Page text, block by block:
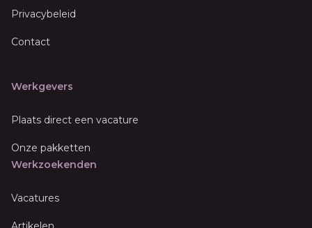
Privacybeleid
Contact
Werkgevers
Plaats direct een vacature
Onze pakketten
Werkzoekenden
Vacatures